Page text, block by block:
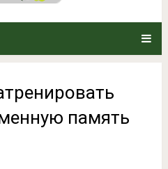
память